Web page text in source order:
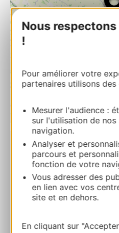
Nous
!
Pour améliorer votre
partenaires utilisons
Mesurer l'audience :
sur l'utilisation de
navigation.
Analyser et
parcours et
fonction de votre
Vous adresser des
en lien avec vos
site et en dehors.
En cliquant sur
Leaflet|
Musée d’Art
Musée d’Art
ville 32600
Calcola il tuo